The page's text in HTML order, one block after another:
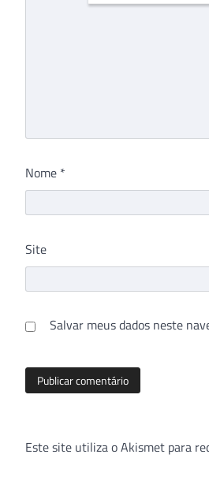
Nome *
Site
Salvar meus dados neste
Este site utiliza o Akismet para